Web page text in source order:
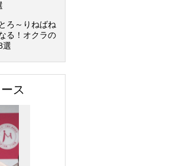
ろ～りねばね
る！オクラの
選
ス